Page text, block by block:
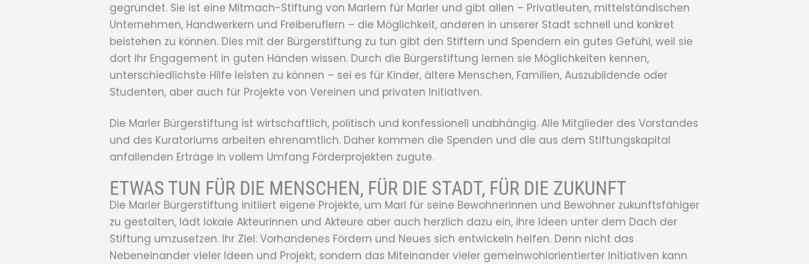
gegründet. Sie ist eine Mitmach-Stiftung von Marlern für Marler und gibt allen – Privatleuten, mittelständischen
Unternehmen, Handwerkern und Freiberuflern – die Möglichkeit, anderen in unserer Stadt schnell und konkret
beistehen zu können. Dies mit der Bürgerstiftung zu tun gibt den Stiftern und Spendern ein gutes Gefühl, weil sie
dort ihr Engagement in guten Händen wissen. Durch die Bürgerstiftung lernen sie Möglichkeiten kennen,
unterschiedlichste Hilfe leisten zu können – sei es für Kinder, ältere Menschen, Familien, Auszubildende oder
Studenten, aber auch für Projekte von Vereinen und privaten Initiativen.
Die Marler Bürgerstiftung ist wirtschaftlich, politisch und konfessionell unabhängig. Alle Mitglieder des Vorstandes
und des Kuratoriums arbeiten ehrenamtlich. Daher kommen die Spenden und die aus dem Stiftungskapital
anfallenden Erträge in vollem Umfang Förderprojekten zugute.
ETWAS TUN FÜR DIE MENSCHEN, FÜR DIE STADT, FÜR DIE ZUKUNFT
Die Marler Bürgerstiftung initiiert eigene Projekte, um Marl für seine Bewohnerinnen und Bewohner zukunftsfähiger
zu gestalten, lädt lokale Akteurinnen und Akteure aber auch herzlich dazu ein, ihre Ideen unter dem Dach der
Stiftung umzusetzen. Ihr Ziel: Vorhandenes Fördern und Neues sich entwickeln helfen. Denn nicht das
Nebeneinander vieler Ideen und Projekt, sondern das Miteinander vieler gemeinwohlorientierter Initiativen kann